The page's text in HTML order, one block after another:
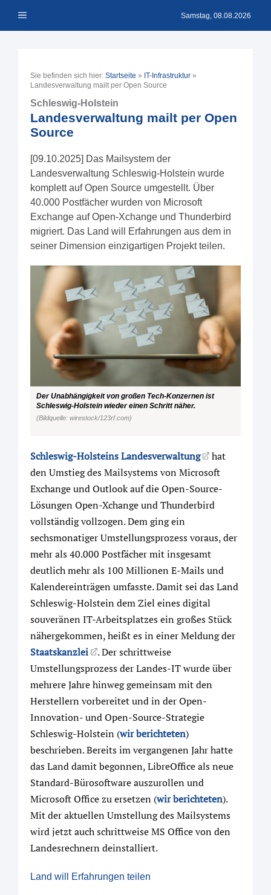
Inhalt Menü Samstag, 08.08.2026
Sie befinden sich hier: Startseite » IT-Infrastruktur »
Landesverwaltung mailt per Open Source
Schleswig-Holstein
Landesverwaltung mailt per Open
Source
[09.10.2025] Das Mailsystem der
Landesverwaltung Schleswig-Holstein wurde
komplett auf Open Source umgestellt. Über
40.000 Postfächer wurden von Microsoft
Exchange auf Open-Xchange und Thunderbird
migriert. Das Land will Erfahrungen aus dem in
seiner Dimension einzigartigen Projekt teilen.
Der Unabhängigkeit von großen Tech-Konzernen ist
Schleswig-Holstein wieder einen Schritt näher.
(Bildquelle: wirestock/123rf.com)
Schleswig-Holsteins Landesverwaltung
hat
den Umstieg des Mailsystems von Microsoft
Exchange und Outlook auf die Open-Source-
Lösungen Open-Xchange und Thunderbird
vollständig vollzogen. Dem ging ein
sechsmonatiger Umstellungsprozess voraus, der
mehr als 40.000 Postfächer mit insgesamt
deutlich mehr als 100 Millionen E-Mails und
Kalendereinträgen umfasste. Damit sei das Land
Schleswig-Holstein dem Ziel eines digital
souveränen IT-Arbeitsplatzes ein großes Stück
nähergekommen, heißt es in einer Meldung der
Staatskanzlei
. Der schrittweise
Umstellungsprozess der Landes-IT wurde über
mehrere Jahre hinweg gemeinsam mit den
Herstellern vorbereitet und in der Open-
Innovation- und Open-Source-Strategie
Schleswig-Holstein (wir berichteten)
beschrieben. Bereits im vergangenen Jahr hatte
das Land damit begonnen, LibreOffice als neue
Standard-Bürosoftware auszurollen und
Microsoft Office zu ersetzen (wir berichteten).
Mit der aktuellen Umstellung des Mailsystems
wird jetzt auch schrittweise MS Office von den
Landesrechnern deinstalliert.
Land will Erfahrungen teilen